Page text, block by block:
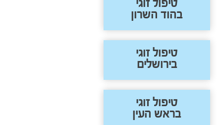
טיפול זוגי
בהוד השרון
טיפול זוגי
בירושלים
טיפול זוגי
בראש העין